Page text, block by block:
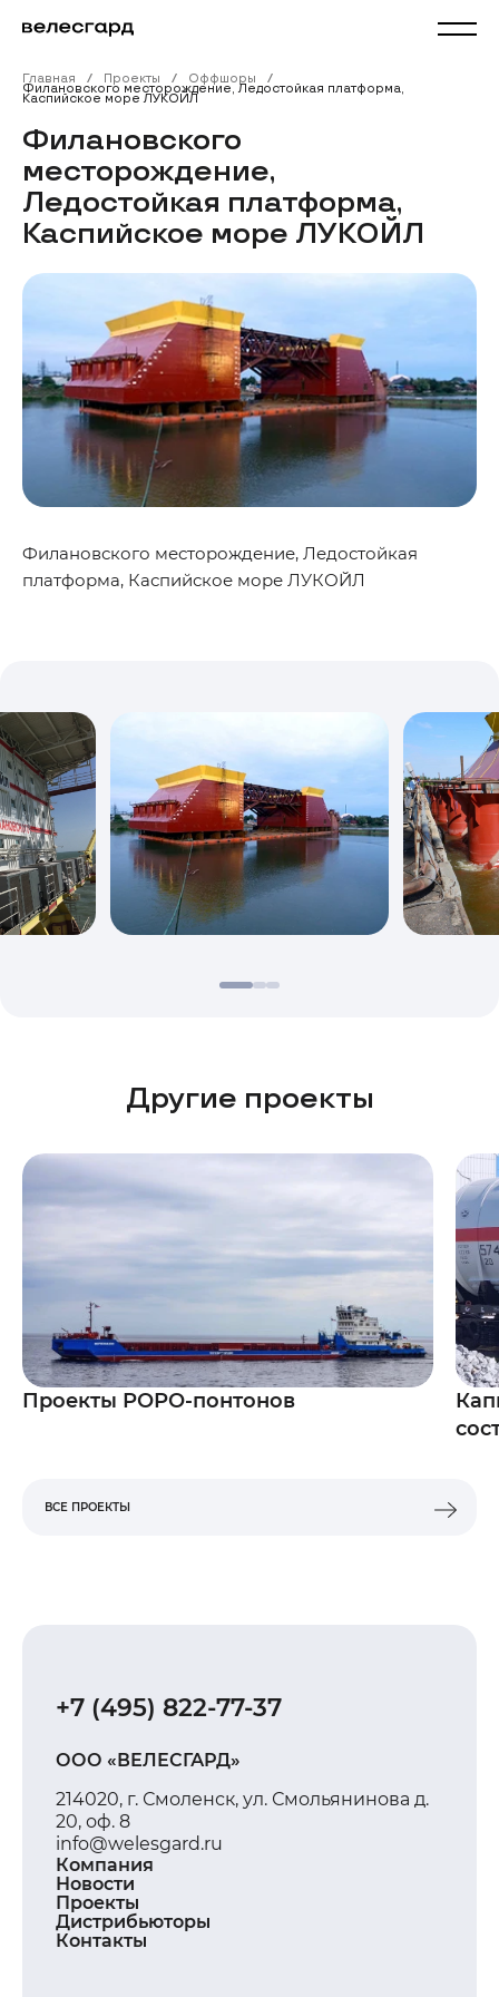
Главная Проекты Оффшоры
Филановского месторождение, Ледостойкая платформа,
Каспийское море ЛУКОЙЛ
Филановского
месторождение,
Ледостойкая платформа,
Каспийское море ЛУКОЙЛ
Филановского месторождение, Ледостойкая
платформа, Каспийское море ЛУКОЙЛ
Другие проекты
Проекты РОРО-понтонов
ВСЕ ПРОЕКТЫ
Компания
Новости
Проекты
Дистрибьюторы
Контакты
+7 (495) 822-77-37
ООО «ВЕЛЕСГАРД»
214020, г. Смоленск, ул. Смольянинова д.
20, оф. 8
info@welesgard.ru